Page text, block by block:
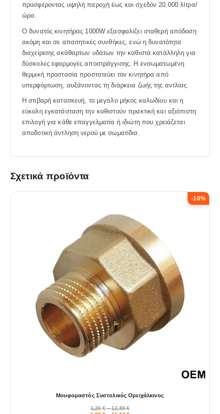
προσφέροντας υψηλή παροχή έως και σχεδόν 20.000 λίτρα/
ώρα.
Ο δυνατός κινητήρας 1000W εξασφαλίζει σταθερή απόδοση
ακόμη και σε απαιτητικές συνθήκες, ενώ η δυνατότητα
διαχείρισης ακάθαρτων υδάτων την καθιστά κατάλληλη για
δύσκολες εφαρμογές αποστράγγισης. Η ενσωματωμένη
θερμική προστασία προστατεύει τον κινητήρα από
υπερφόρτωση, αυξάνοντας τη διάρκεια ζωής της αντλίας.
Η στιβαρή κατασκευή, το μεγάλο μήκος καλωδίου και η
εύκολη εγκατάσταση την καθιστούν πρακτική και αξιόπιστη
επιλογή για κάθε επαγγελματία ή ιδιώτη που χρειάζεται
αποδοτική άντληση νερού με σωματίδια.
Σχετικά προϊόντα
-10%
Μουφομαστός Συστολικός Ορειχάλκινος
1,20€ – 12,80€P